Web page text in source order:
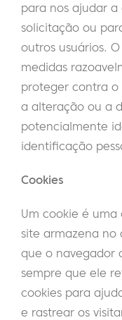
para nos ajudar a
solicitação ou
outros usuários.
medidas
proteger contra o
a alteração ou a
potencialmente
identificação
Cookies
Um cookie é
site armazena no
que o navegador
sempre que ele
cookies para
e rastrear os